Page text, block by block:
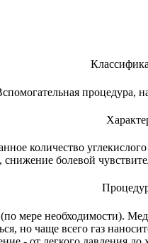
процедура,
количество
болевой
(по мере необходимости).
но чаще всего газ